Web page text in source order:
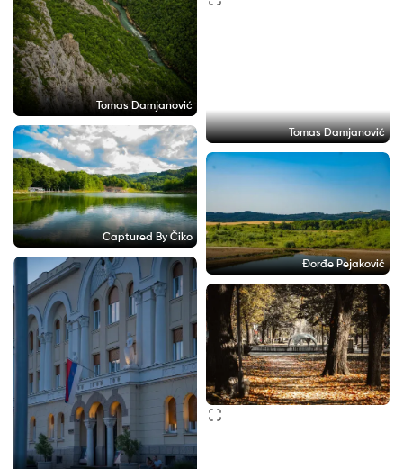
Tomas Damjanović
Tomas Damjanović
Captured By Čiko
Đorđe Pejaković